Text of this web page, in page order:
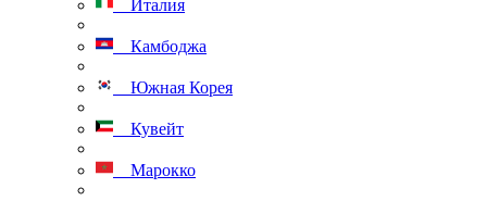
Италия
Камбоджа
Южная Корея
Кувейт
Марокко